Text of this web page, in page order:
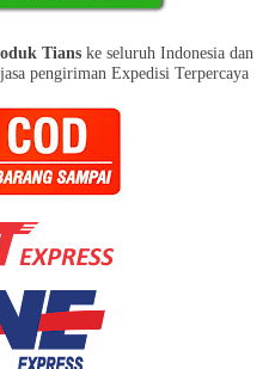
Tianske seluruh Indonesia dan
pengiriman Expedisi Terpercaya